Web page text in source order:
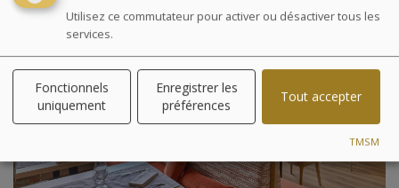
Utilisez ce commutateur pour activer ou désactiver tous les
services.
Fonctionnels
uniquement
Enregistrer les
préférences
Tout accepter
TMSM